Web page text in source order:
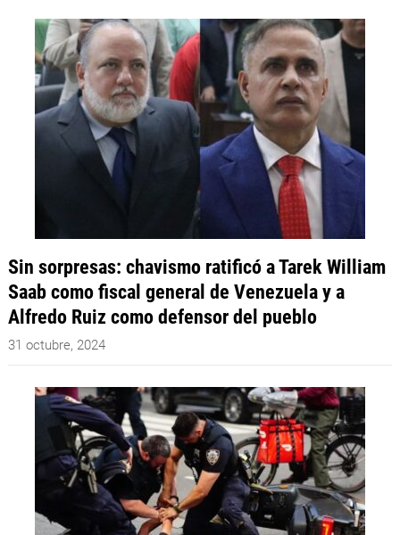
Sin sorpresas: chavismo ratificó a Tarek William
Saab como fiscal general de Venezuela y a
Alfredo Ruiz como defensor del pueblo
31 octubre, 2024